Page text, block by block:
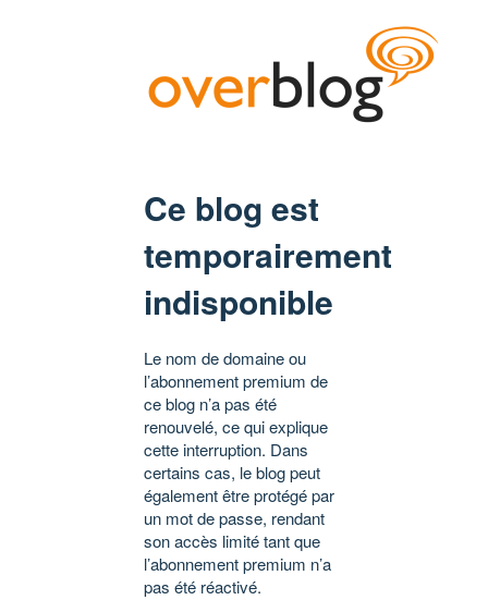
Ce blog est
temporairement
indisponible
Le nom de domaine ou
l’abonnement premium de
ce blog n’a pas été
renouvelé, ce qui explique
cette interruption. Dans
certains cas, le blog peut
également être protégé par
un mot de passe, rendant
son accès limité tant que
l’abonnement premium n’a
pas été réactivé.